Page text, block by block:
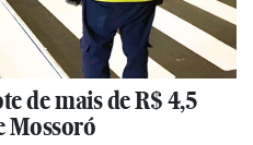
de mais de R$ 4,5
Mossoró